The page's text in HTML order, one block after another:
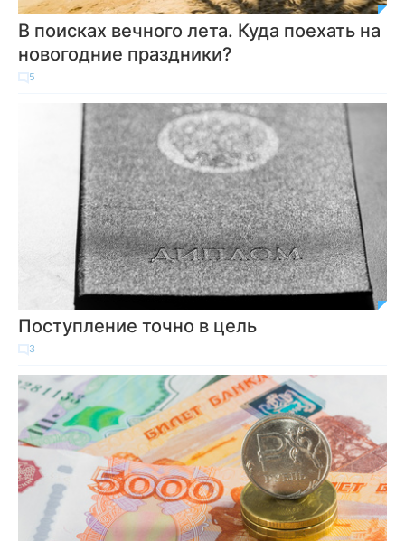
В поисках вечного лета. Куда поехать на
новогодние праздники?
5
Поступление точно в цель
3